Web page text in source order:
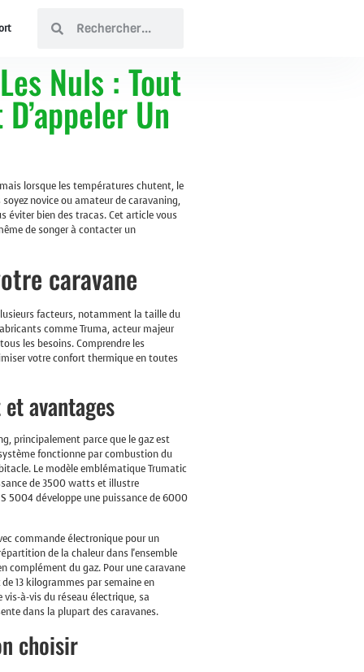
Nuls : Tout
Un
lorsque les températures chutent, le
novice ou amateur de caravaning,
éviter bien des tracas. Cet article vous
de songer à contacter un
caravane
facteurs, notamment la taille du
comme Truma, acteur majeur
les besoins. Comprendre les
votre confort thermique en toutes
avantages
principalement parce que le gaz est
fonctionne par combustion du
Le modèle emblématique Trumatic
de 3500 watts et illustre
5004 développe une puissance de 6000
commande électronique pour un
de la chaleur dans l'ensemble
complément du gaz. Pour une caravane
13 kilogrammes par semaine en
à-vis du réseau électrique, sa
dans la plupart des caravanes.
choisir